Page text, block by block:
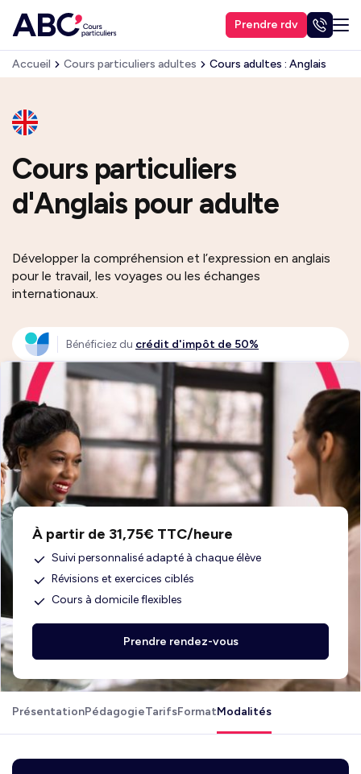
Prendre rdv
Accueil Cours particuliers adultes Cours adultes : Anglais
Cours particuliers
d'Anglais pour adulte
Développer la compréhension et l’expression en anglais
pour le travail, les voyages ou les échanges
internationaux.
Bénéficiez du crédit d'impôt de 50%
À partir de 31,75€ TTC/heure
Suivi personnalisé adapté à chaque élève
Révisions et exercices ciblés
Cours à domicile flexibles
Prendre rendez-vous
PrésentationPédagogieTarifsFormatModalités